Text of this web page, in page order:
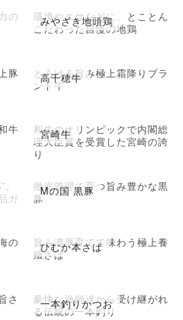
の
みやざき地頭鶏
環境やエサなどに、とことん
こだわった自慢の地鶏
豚
高千穂牛
とろける旨み極上霜降りブラ
ンド牛
牛 宮崎牛
和牛のオリンピックで内閣総
理大臣賞を受賞した宮崎の誇
り
ガ
Mの国 黒豚
徹底管理で育つ旨み豊かな黒
豚
の
ひむか本さば
旨み濃厚育てて味わう極上養
殖さば
さ 一本釣りかつお
豪快な漁師達から受け継がれ
る伝統の一本釣り